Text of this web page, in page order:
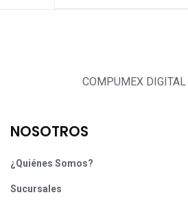
COMPUMEX DIGITAL
NOSOTROS
¿Quiénes Somos?
Sucursales